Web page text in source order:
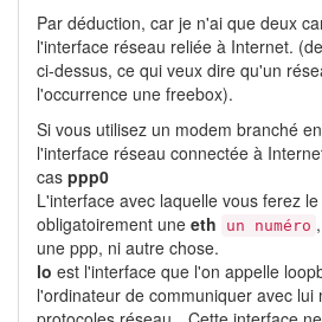
Par déduction, car je n'ai que deux
l'interface réseau reliée à Internet.
ci-dessus, ce qui veux dire qu'un
l'occurrence une freebox).
Si vous utilisez un modem branché en
l'interface réseau connectée à
cas ppp0
L'interface avec laquelle vous ferez
obligatoirement une eth un numéro
une ppp, ni autre chose.
lo est l'interface que l'on appelle
l'ordinateur de communiquer avec lui